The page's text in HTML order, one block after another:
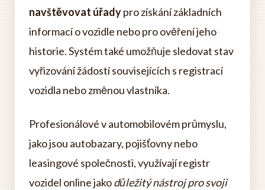
navštěvovat úřadypro získání základních
informací o vozidle nebo pro ověření jeho
historie. Systém také umožňuje sledovat stav
vyřizování žádostí souvisejících s registrací
vozidla nebo změnou vlastníka.
Profesionálové v automobilovém průmyslu,
jako jsou autobazary, pojišťovny nebo
leasingové společnosti, využívají registr
vozidel online jakodůležitý nástroj pro svoji